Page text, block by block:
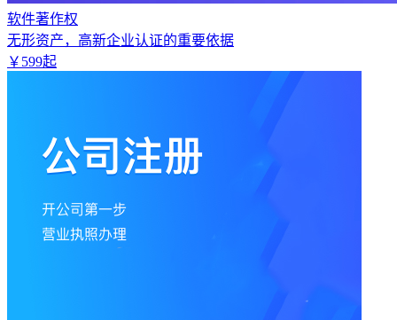
软件著作权
无形资产，高新企业认证的重要依据
￥ 599起